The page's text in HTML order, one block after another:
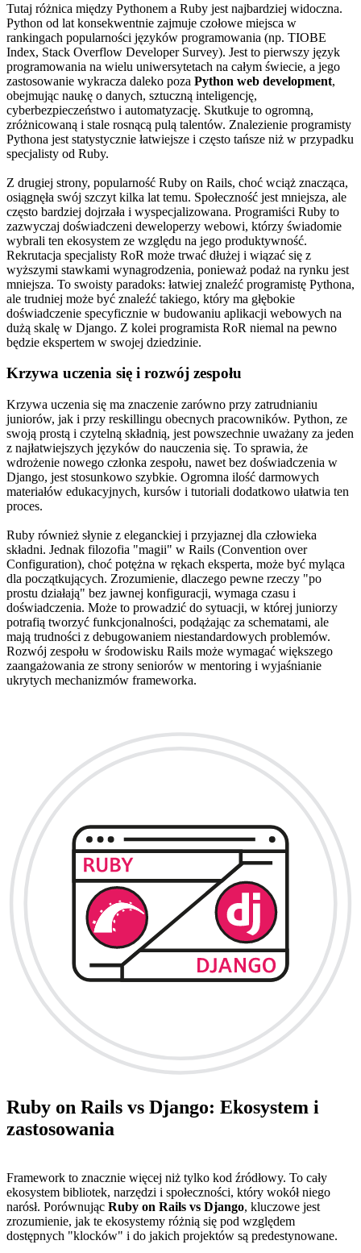
Tutaj różnica między Pythonem a Ruby jest najbardziej widoczna.
Python od lat konsekwentnie zajmuje czołowe miejsca w
rankingach popularności języków programowania (np. TIOBE
Index, Stack Overflow Developer Survey). Jest to pierwszy język
programowania na wielu uniwersytetach na całym świecie, a jego
zastosowanie wykracza daleko poza Python web development,
obejmując naukę o danych, sztuczną inteligencję,
cyberbezpieczeństwo i automatyzację. Skutkuje to ogromną,
zróżnicowaną i stale rosnącą pulą talentów. Znalezienie programisty
Pythona jest statystycznie łatwiejsze i często tańsze niż w przypadku
specjalisty od Ruby.
Z drugiej strony, popularność Ruby on Rails, choć wciąż znacząca,
osiągnęła swój szczyt kilka lat temu. Społeczność jest mniejsza, ale
często bardziej dojrzała i wyspecjalizowana. Programiści Ruby to
zazwyczaj doświadczeni deweloperzy webowi, którzy świadomie
wybrali ten ekosystem ze względu na jego produktywność.
Rekrutacja specjalisty RoR może trwać dłużej i wiązać się z
wyższymi stawkami wynagrodzenia, ponieważ podaż na rynku jest
mniejsza. To swoisty paradoks: łatwiej znaleźć programistę Pythona,
ale trudniej może być znaleźć takiego, który ma głębokie
doświadczenie specyficznie w budowaniu aplikacji webowych na
dużą skalę w Django. Z kolei programista RoR niemal na pewno
będzie ekspertem w swojej dziedzinie.
Krzywa uczenia się i rozwój zespołu
Krzywa uczenia się ma znaczenie zarówno przy zatrudnianiu
juniorów, jak i przy reskillingu obecnych pracowników. Python, ze
swoją prostą i czytelną składnią, jest powszechnie uważany za jeden
z najłatwiejszych języków do nauczenia się. To sprawia, że
wdrożenie nowego członka zespołu, nawet bez doświadczenia w
Django, jest stosunkowo szybkie. Ogromna ilość darmowych
materiałów edukacyjnych, kursów i tutoriali dodatkowo ułatwia ten
proces.
Ruby również słynie z eleganckiej i przyjaznej dla człowieka
składni. Jednak filozofia "magii" w Rails (Convention over
Configuration), choć potężna w rękach eksperta, może być myląca
dla początkujących. Zrozumienie, dlaczego pewne rzeczy "po
prostu działają" bez jawnej konfiguracji, wymaga czasu i
doświadczenia. Może to prowadzić do sytuacji, w której juniorzy
potrafią tworzyć funkcjonalności, podążając za schematami, ale
mają trudności z debugowaniem niestandardowych problemów.
Rozwój zespołu w środowisku Rails może wymagać większego
zaangażowania ze strony seniorów w mentoring i wyjaśnianie
ukrytych mechanizmów frameworka.
Ruby on Rails vs Django: Ekosystem i
zastosowania
Framework to znacznie więcej niż tylko kod źródłowy. To cały
ekosystem bibliotek, narzędzi i społeczności, który wokół niego
narósł. Porównując Ruby on Rails vs Django, kluczowe jest
zrozumienie, jak te ekosystemy różnią się pod względem
dostępnych "klocków" i do jakich projektów są predestynowane.